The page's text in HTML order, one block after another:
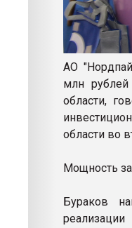
АО
млн рублей
области,
области во
Мощность
Бураков